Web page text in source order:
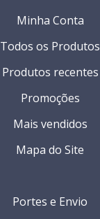
Portes e Envio
Minha Conta
Todos os Produtos
Produtos recentes
Promoções
Mais vendidos
Mapa do Site